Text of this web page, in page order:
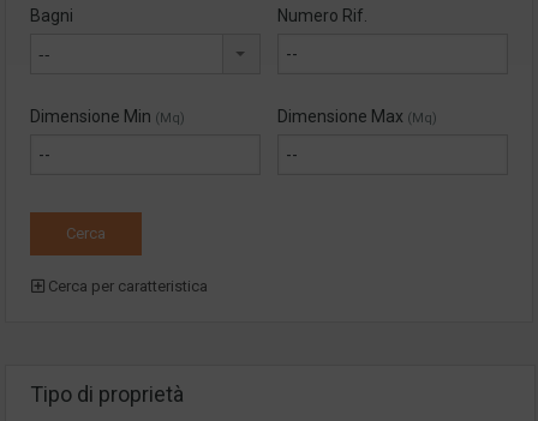
Bagni
--
Numero Rif.
Dimensione Min (Mq) Dimensione Max (Mq)
Cerca per caratteristica
Tipo di proprietà